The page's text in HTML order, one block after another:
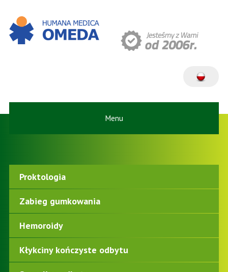
Menu
Proktologia
Zabieg gumkowania
Hemoroidy
Kłykciny kończyste odbytu